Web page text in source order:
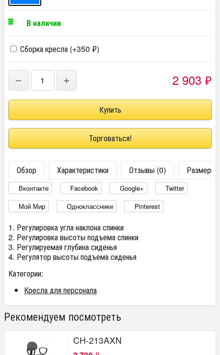
В наличии
Сборка кресла (+350 ₽)
− + 2 903 ₽
Торговаться!
Обзор Характеристики Отзывы (0) Размеры
Вконтакте Facebook Google+
Twitter
Мой Мир
Одноклассники Pinterest
1. Регулировка угла наклона спинки
2. Регулировка высоты подъема спинки
3. Регулируемая глубина сиденья
4. Регулятор высоты подъема сиденья
Категории:
Кресла для персонала
Рекомендуем посмотреть
CH-213AXN